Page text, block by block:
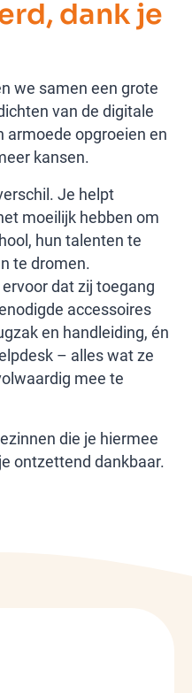
dank je
we samen een grote
van de digitale
armoede opgroeien en
kansen.
Je helpt
moeilijk hebben om
hun talenten te
te dromen.
dat zij toegang
accessoires
en handleiding, én
– alles wat ze
mee te
die je hiermee
ontzettend dankbaar.